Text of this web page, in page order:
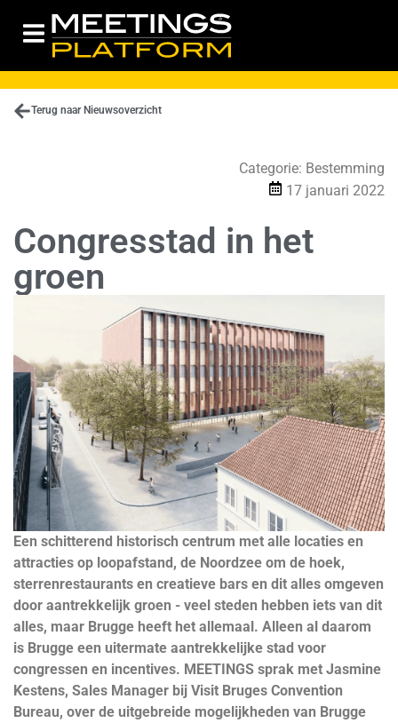
Terug naar Nieuwsoverzicht
Categorie: Bestemming
17 januari 2022
Congresstad in het
groen
Een schitterend historisch centrum met alle locaties en
attracties op loopafstand, de Noordzee om de hoek,
sterrenrestaurants en creatieve bars en dit alles omgeven
door aantrekkelijk groen - veel steden hebben iets van dit
alles, maar Brugge heeft het allemaal. Alleen al daarom
is Brugge een uitermate aantrekkelijke stad voor
congressen en incentives. MEETINGS sprak met Jasmine
Kestens, Sales Manager bij Visit Bruges Convention
Bureau, over de uitgebreide mogelijkheden van Brugge